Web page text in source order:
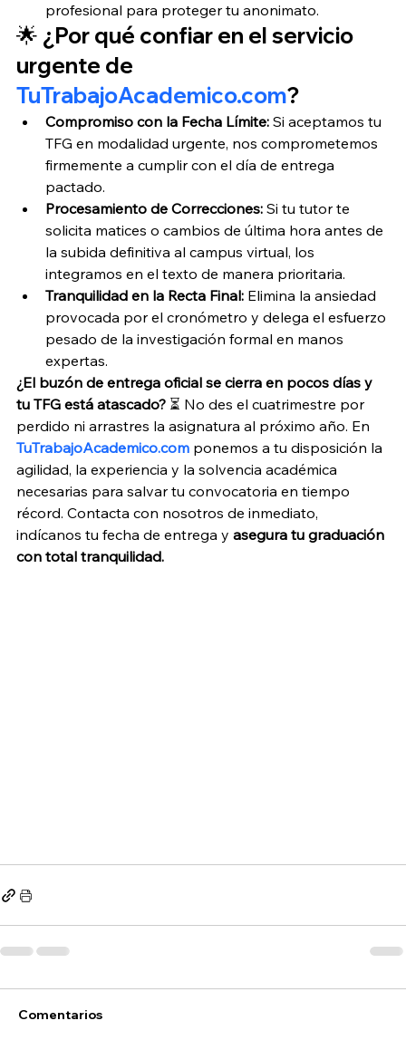
profesional para proteger tu anonimato.
🌟 ¿Por qué confiar en el servicio
urgente de
TuTrabajoAcademico.com?
Compromiso con la Fecha Límite: Si aceptamos tu
TFG en modalidad urgente, nos comprometemos
firmemente a cumplir con el día de entrega
pactado.
Procesamiento de Correcciones: Si tu tutor te
solicita matices o cambios de última hora antes de
la subida definitiva al campus virtual, los
integramos en el texto de manera prioritaria.
Tranquilidad en la Recta Final: Elimina la ansiedad
provocada por el cronómetro y delega el esfuerzo
pesado de la investigación formal en manos
expertas.
¿El buzón de entrega oficial se cierra en pocos días y
tu TFG está atascado? ⏳ No des el cuatrimestre por
perdido ni arrastres la asignatura al próximo año. En
TuTrabajoAcademico.com ponemos a tu disposición la
agilidad, la experiencia y la solvencia académica
necesarias para salvar tu convocatoria en tiempo
récord. Contacta con nosotros de inmediato,
indícanos tu fecha de entrega y asegura tu graduación
con total tranquilidad.
Comentarios